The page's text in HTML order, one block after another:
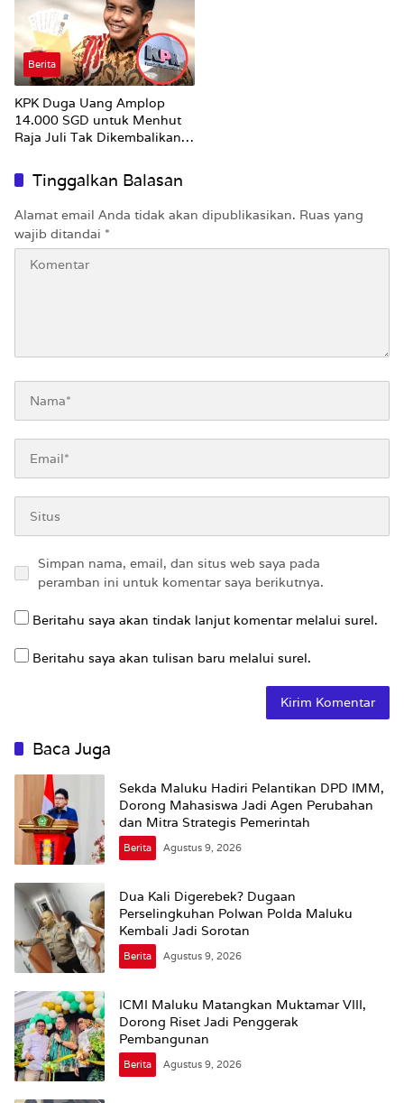
Berita
KPK Duga Uang Amplop
14.000 SGD untuk Menhut
Raja Juli Tak Dikembalikan
Tinggalkan Balasan
Alamat email Anda tidak akan dipublikasikan. Ruas yang
wajib ditandai *
Simpan nama, email, dan situs web saya pada
peramban ini untuk komentar saya berikutnya.
Beritahu saya akan tindak lanjut komentar melalui surel.
Beritahu saya akan tulisan baru melalui surel.
Baca Juga
Sekda Maluku Hadiri Pelantikan DPD IMM,
Dorong Mahasiswa Jadi Agen Perubahan
dan Mitra Strategis Pemerintah
Berita Agustus 9, 2026
Dua Kali Digerebek? Dugaan
Perselingkuhan Polwan Polda Maluku
Kembali Jadi Sorotan
Berita Agustus 9, 2026
ICMI Maluku Matangkan Muktamar VIII,
Dorong Riset Jadi Penggerak
Pembangunan
Berita Agustus 9, 2026